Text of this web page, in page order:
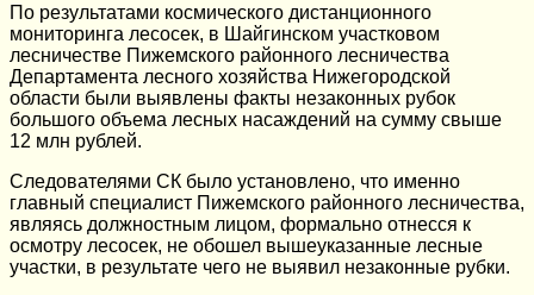
По результатами космического дистанционного
мониторинга лесосек, в Шайгинском участковом
лесничестве Пижемского районного лесничества
Департамента лесного хозяйства Нижегородской
области были выявлены факты незаконных рубок
большого объема лесных насаждений на сумму свыше
12 млн рублей.
Следователями СК было установлено, что именно
главный специалист Пижемского районного лесничества,
являясь должностным лицом, формально отнесся к
осмотру лесосек, не обошел вышеуказанные лесные
участки, в результате чего не выявил незаконные рубки.